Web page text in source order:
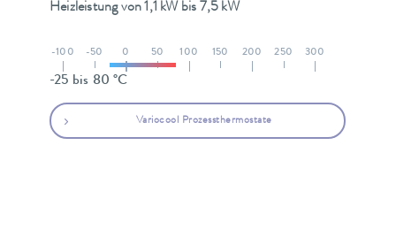
Heizleistung von 1,1 kW bis 7,5 kW
-100 -50 0 50 100 150 200 250 300
-25 bis 80 °C
Variocool Prozessthermostate